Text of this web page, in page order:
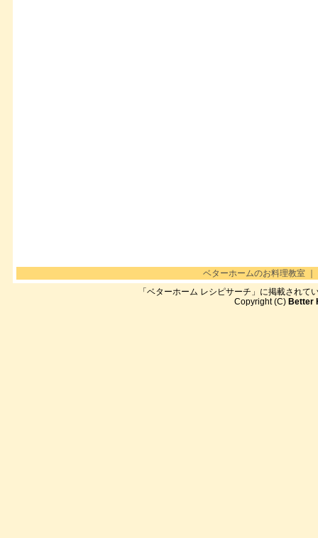
ベターホームのお料理教室
「ベターホーム レシピサーチ」に掲載され
Copyright (C) Better